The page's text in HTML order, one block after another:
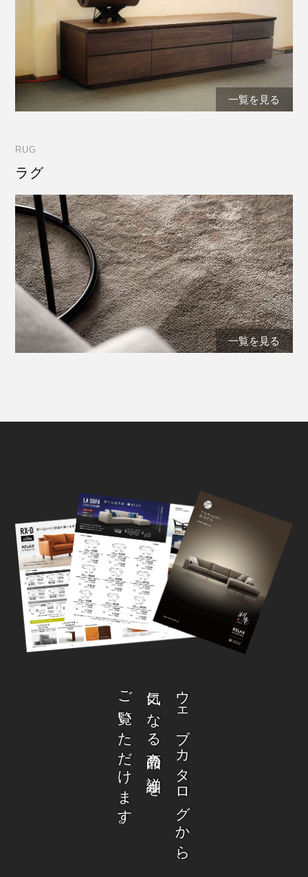
一覧を見る
RUG
ラグ
一覧を見る
ウェブカタログから、
気になる商品の詳細を
ご覧いただけます。